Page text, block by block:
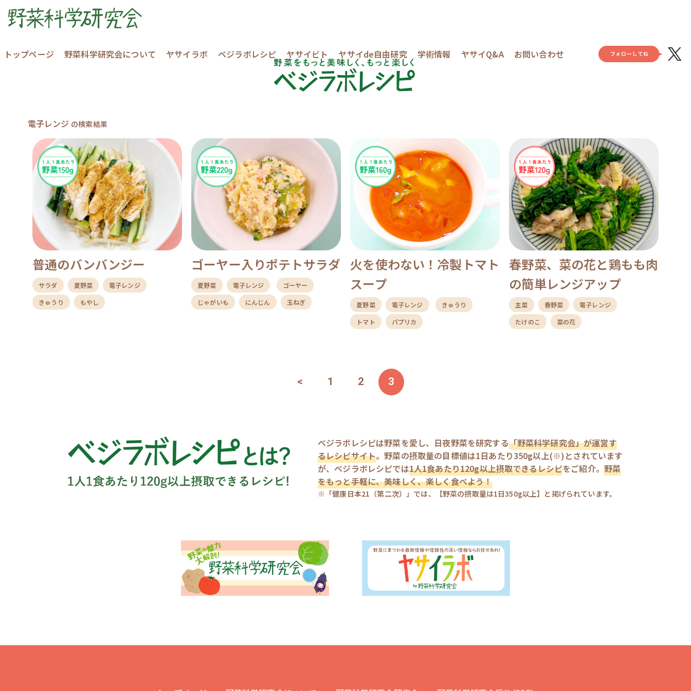
トップページ 野菜科学研究会について ヤサイラボ ベジラボレシピ ヤサイビト ヤサイde自由研究 学術情報 ヤサイQ&A お問い合わせ
電子レンジ の検索結果
普通のバンバンジー
サラダ 夏野菜
電子レンジ
きゅうり
もやし
ゴーヤー入りポテトサラダ
夏野菜 電子レンジ
ゴーヤー
じゃがいも
にんじん 玉ねぎ
火を使わない！冷製トマト
スープ
夏野菜 電子レンジ
きゅうり
トマト
パプリカ
春野菜、菜の花と鶏もも肉
の簡単レンジアップ
主菜 春野菜
電子レンジ
たけのこ
菜の花
< 1 2 3
ベジラボレシピは野菜を愛し、日夜野菜を研究する「野菜科学研究会」が運営す
るレシピサイト。野菜の摂取量の目標値は1日あたり350g以上(※)とされています
が、ベジラボレシピでは1人1食あたり120g以上摂取できるレシピをご紹介。 野菜
をもっと手軽に、美味しく、楽しく食べよう！
※「健康日本21（第二次）」では、【野菜の摂取量は1日350g以上】と掲げられています。